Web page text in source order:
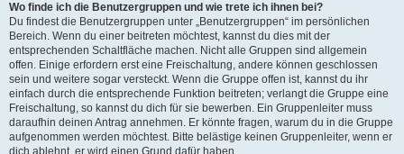
Wo finde ich die Benutzergruppen und wie trete ich ihnen bei?
Du findest die Benutzergruppen unter „Benutzergruppen“ im persönlichen
Bereich. Wenn du einer beitreten möchtest, kannst du dies mit der
entsprechenden Schaltfläche machen. Nicht alle Gruppen sind allgemein
offen. Einige erfordern erst eine Freischaltung, andere können geschlossen
sein und weitere sogar versteckt. Wenn die Gruppe offen ist, kannst du ihr
einfach durch die entsprechende Funktion beitreten; verlangt die Gruppe eine
Freischaltung, so kannst du dich für sie bewerben. Ein Gruppenleiter muss
daraufhin deinen Antrag annehmen. Er könnte fragen, warum du in die Gruppe
aufgenommen werden möchtest. Bitte belästige keinen Gruppenleiter, wenn er
dich ablehnt, er wird einen Grund dafür haben.